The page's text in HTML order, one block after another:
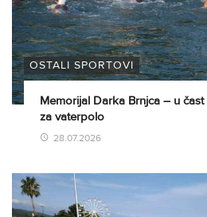
OSTALI SPORTOVI
Memorijal Darka Brnjca – u
za vaterpolo
28.07.2026